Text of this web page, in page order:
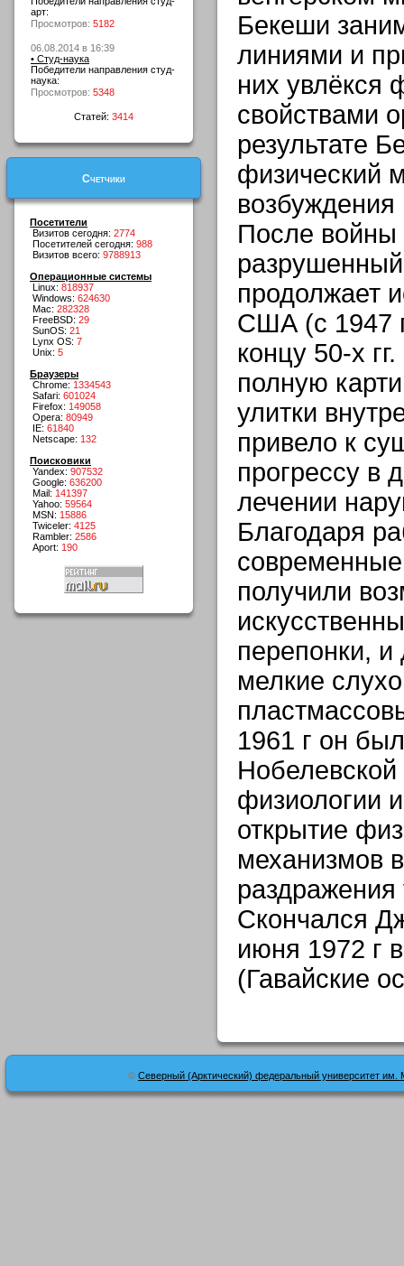
арт:
Просмотров: 5182
06.08.2014 в 16:39
• Студ-наука
Победители направления студ-
наука:
Просмотров: 5348
Статей: 3414
Счетчики
Посетители
Визитов сегодня: 2774
Посетителей сегодня: 988
Визитов всего: 9788913
Операционные системы
Linux: 818937
Windows: 624630
Mac: 282328
FreeBSD: 29
SunOS: 21
Lynx OS: 7
Unix: 5
Браузеры
Chrome: 1334543
Safari: 601024
Firefox: 149058
Opera: 80949
IE: 61840
Netscape: 132
Поисковики
Yandex: 907532
Google: 636200
Mail: 141397
Yahoo: 59564
MSN: 15886
Twiceler: 4125
Rambler: 2586
Aport: 190
Бекеши
линиями и
них увлёкся
свойствами
результате
физический
возбуждения
После войны
продолжает
США (с 1947
концу 50-х
полную
улитки
привело к
прогрессу в
лечении
Благодаря
современные
получили
перепонки,
мелкие
1961 г он
физиологии
открытие
механизмов
раздражения
Скончался
июня 1972 г
(Гавайские
© Северный (Арктический) федеральный университет